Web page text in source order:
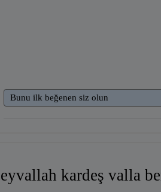
Bunu ilk beğenen siz olun
eyvallah kardeş valla